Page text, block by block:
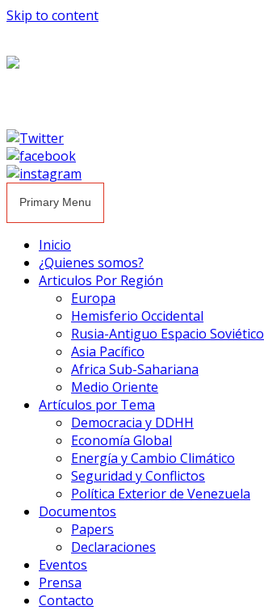
Skip to content
Primary Menu
Inicio
¿Quienes somos?
Articulos Por Región
Europa
Hemisferio Occidental
Rusia-Antiguo Espacio Soviético
Asia Pacífico
Africa Sub-Sahariana
Medio Oriente
Artículos por Tema
Democracia y DDHH
Economía Global
Energía y Cambio Climático
Seguridad y Conflictos
Política Exterior de Venezuela
Documentos
Papers
Declaraciones
Eventos
Prensa
Contacto